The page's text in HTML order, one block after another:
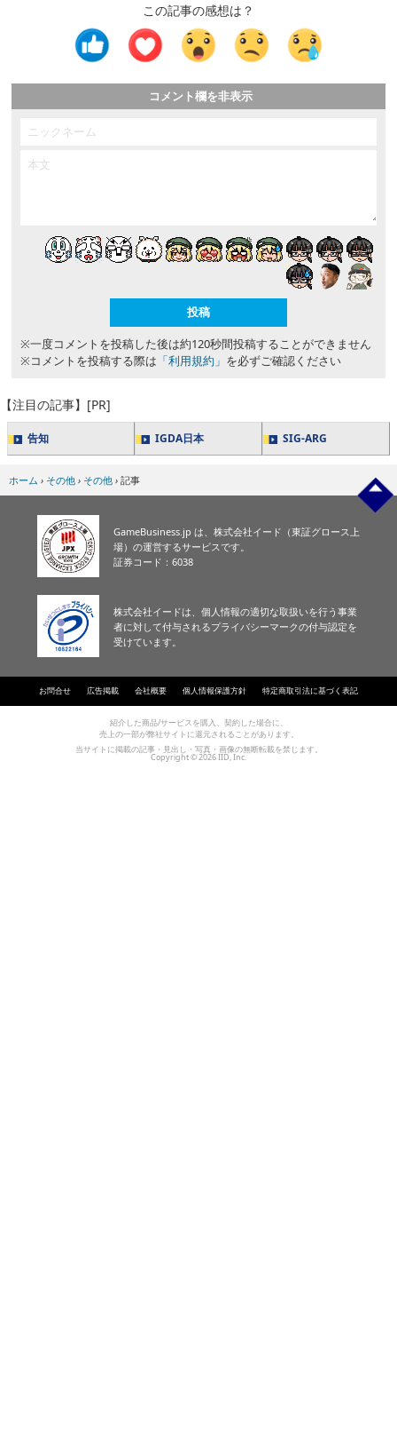
この記事の感想は？
コメント欄を非表示
※一度コメントを投稿した後は約120秒間投稿することができません
※コメントを投稿する際は 「利用規約」 を必ずご確認ください
【注目の記事】[PR]
告知 IGDA日本 SIG-ARG
ホーム › その他 › その他 › 記事
GameBusiness.jp は、株式会社イード（東証グロース上
場）の運営するサービスです。
証券コード：6038
株式会社イードは、個人情報の適切な取扱いを行う事業
者に対して付与されるプライバシーマークの付与認定を
受けています。
お問合せ 広告掲載 会社概要 個人情報保護方針 特定商取引法に基づく表記
紹介した商品/サービスを購入、契約した場合に、
売上の一部が弊社サイトに還元されることがあります。
当サイトに掲載の記事・見出し・写真・画像の無断転載を禁じます。
Copyright © 2026 IID, Inc.